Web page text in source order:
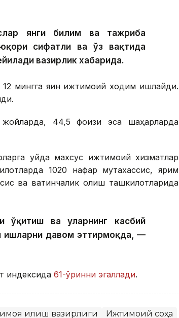
янги билим ва тажриба
сифатли ва ўз вақтида
вазирлик хабарида.
мингга яқин ижтимоий ходим ишлайди.
44,5 фоизи эса шаҳарларда
уйда махсус ижтимоий хизматлар
1020 нафар мутахассис, ярим
ва вақтинчалик қолиш ташкилотларида
ўқитиш ва уларнинг касбий
ишларни давом эттирмоқда, —
индексида 61-ўринни эгаллади.
қилиш вазирлиги Ижтимоий соҳа